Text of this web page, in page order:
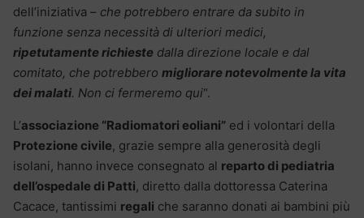
dell’iniziativa – che potrebbero entrare da subito in
funzione senza necessità di ulteriori medici,
ripetutamente richieste dalla direzione locale e dal
comitato, che potrebbero migliorare notevolmente la vita
dei malati. Non ci fermeremo qui“.
L’associazione “Radiomatori eoliani” ed i volontari della
Protezione civile, grazie sempre alla generosità degli
isolani, hanno invece consegnato al reparto di pediatria
dell’ospedale di Patti, diretto dalla dottoressa Caterina
Cacace, tantissimi regali che saranno donati ai bambini più